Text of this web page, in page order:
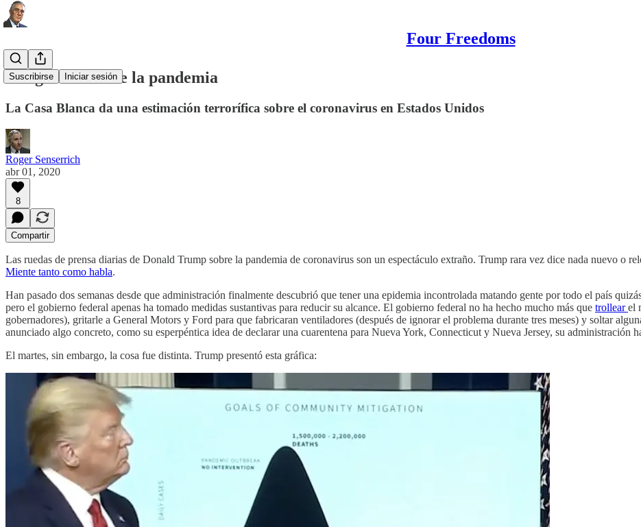
Four Freedoms
Suscribirse Iniciar sesión
Esa gráfica sobre la pandemia
La Casa Blanca da una estimación terrorífica sobre el coronavirus en Estados Unidos
Roger Senserrich
abr 01, 2020
8
Compartir
Las ruedas de prensa diarias de Donald Trump sobre la pandemia de coronavirus son un espectáculo extraño. Trump rara vez dice nada nuevo o
Miente tanto como habla.
Han pasado dos semanas desde que administración finalmente descubrió que tener una epidemia incontrolada matando gente por todo el país
pero el gobierno federal apenas ha tomado medidas sustantivas para reducir su alcance. El gobierno federal no ha hecho mucho más que trollearel
gobernadores), gritarle a General Motors y Ford para que fabricaran ventiladores (después de ignorar el problema durante tres meses) y soltar
anunciado algo concreto, como su esperpéntica idea de declarar una cuarentena para Nueva York, Connecticut y Nueva Jersey, su administración
El martes, sin embargo, la cosa fue distinta. Trump presentó esta gráfica: